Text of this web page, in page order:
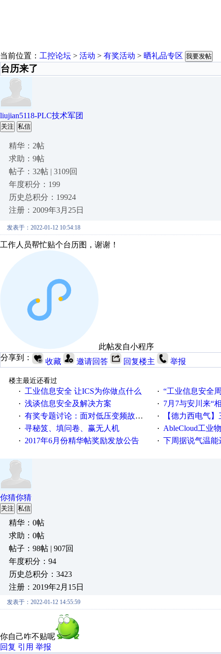
当前位置： 工控论坛 > 活动 > 有奖活动 > 晒礼品专区 我要发帖
台历来了
liujian5118-PLC技术军团
关注 私信
精华：2帖
求助：9帖
帖子：32帖 | 3109回
年度积分：199
历史总积分：19924
注册：2009年3月25日
发表于：2022-01-12 10:54:18
工作人员帮忙贴个台历图，谢谢！
此帖发自小程序
分享到：
收藏 邀请回答 回复楼主 举报
楼主最近还看过
·
工业信息安全 让ICS为你做点什么 · “工业信息安全周之我见”
· 浅谈信息安全及解决方案 · 7月7与安川来“
· 有奖专题讨论：面对低压变频故障，老手是这样解决的！ · 【德力西电气】三
· 寻秘笈、填问卷、赢无人机 · AbleCloud工业物联
· 2017年6月份精华帖奖励发放公告 · 下周据说气温能
你猜你猜
关注 私信
精华：0帖
求助：0帖
帖子：98帖 | 907回
年度积分：94
历史总积分：3423
注册：2019年2月15日
发表于：2022-01-12 14:55:59
你自己咋不贴呢
回复 引用 举报